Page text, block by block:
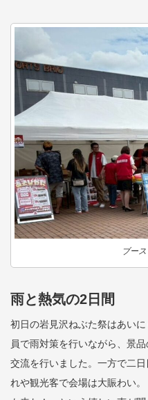
ブー
雨と熱気の2日間
初日の岩見沢ねぶた祭はあい
員で雨対策を行いながら、景
交流を行いました。一方で二
れや観光客で会場は大賑わい